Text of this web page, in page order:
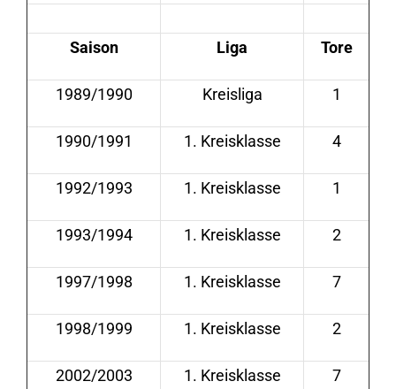
Saison Liga Tore
1989/1990 Kreisliga 1
1990/1991 1. Kreisklasse 4
1992/1993 1. Kreisklasse 1
1993/1994 1. Kreisklasse 2
1997/1998 1. Kreisklasse 7
1998/1999 1. Kreisklasse 2
2002/2003 1. Kreisklasse 7